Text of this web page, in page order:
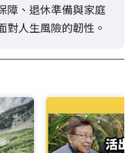
障、退休準備與家庭
對人生風險的韌性。